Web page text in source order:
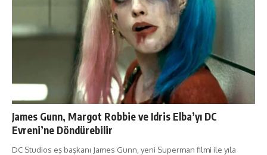
James Gunn, Margot Robbie ve Idris Elba’yı DC
Evreni’ne Döndürebilir
DC Studios eş başkanı James Gunn, yeni Superman filmi ile yıla